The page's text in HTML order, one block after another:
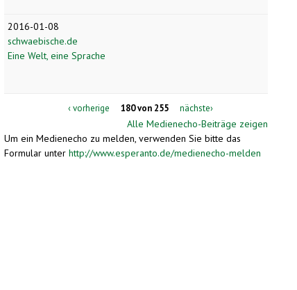
2016-01-08
schwaebische.de
Eine Welt, eine Sprache
‹ vorherige 180 von 255 nächste›
Alle Medienecho-Beiträge zeigen
Um ein Medienecho zu melden, verwenden Sie bitte das
Formular unter http://www.esperanto.de/medienecho-melden